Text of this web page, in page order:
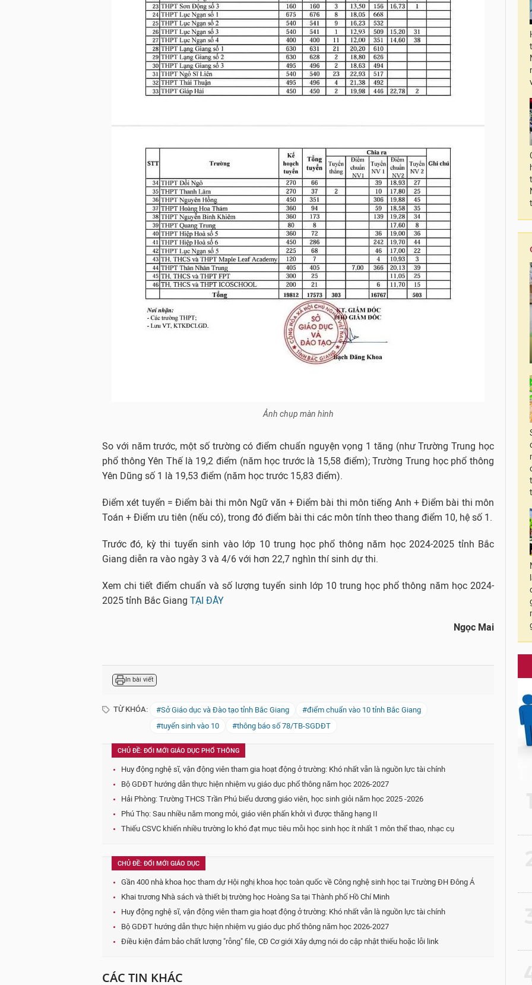
Ảnh chụp màn hình
So với năm trước, một số trường có điểm chuẩn nguyện vọng 1 tăng (như Trường Trung học
phổ thông Yên Thế là 19,2 điểm (năm học trước là 15,58 điểm); Trường Trung học phổ thông
Yên Dũng số 1 là 19,53 điểm (năm học trước 15,83 điểm).
Điểm xét tuyển = Điểm bài thi môn Ngữ văn + Điểm bài thi môn tiếng Anh + Điểm bài thi môn
Toán + Điểm ưu tiên (nếu có), trong đó điểm bài thi các môn tính theo thang điểm 10, hệ số 1.
Trước đó, kỳ thi tuyển sinh vào lớp 10 trung học phổ thông năm học 2024-2025 tỉnh Bắc
Giang diễn ra vào ngày 3 và 4/6 với hơn 22,7 nghìn thí sinh dự thi.
Xem chi tiết điểm chuẩn và số lượng tuyển sinh lớp 10 trung học phổ thông năm học 2024-
2025 tỉnh Bắc Giang TẠI ĐÂY
Ngọc Mai
In bài viết
TỪ KHÓA: #Sở Giáo dục và Đào tạo tỉnh Bắc Giang
#điểm chuẩn vào 10 tỉnh Bắc Giang
#tuyển sinh vào 10
#thông báo số 78/TB-SGDĐT
CHỦ ĐỀ: ĐỔI MỚI GIÁO DỤC PHỔ THÔNG
Huy động nghệ sĩ, vận động viên tham gia hoạt động ở trường: Khó nhất vẫn là nguồn lực tài chính
Bộ GDĐT hướng dẫn thực hiện nhiệm vụ giáo dục phổ thông năm học 2026-2027
Hải Phòng: Trường THCS Trần Phú biểu dương giáo viên, học sinh giỏi năm học 2025 -2026
Phú Thọ: Sau nhiều năm mong mỏi, giáo viên phấn khởi vì được thăng hạng II
Thiếu CSVC khiến nhiều trường lo khó đạt mục tiêu mỗi học sinh học ít nhất 1 môn thể thao, nhạc cụ
CHỦ ĐỀ: ĐỔI MỚI GIÁO DỤC
Gần 400 nhà khoa học tham dự Hội nghị khoa học toàn quốc về Công nghệ sinh học tại Trường ĐH Đông Á
Khai trương Nhà sách và thiết bị trường học Hoàng Sa tại Thành phố Hồ Chí Minh
Huy động nghệ sĩ, vận động viên tham gia hoạt động ở trường: Khó nhất vẫn là nguồn lực tài chính
Bộ GDĐT hướng dẫn thực hiện nhiệm vụ giáo dục phổ thông năm học 2026-2027
Điều kiện đảm bảo chất lượng "rỗng" file, CĐ Cơ giới Xây dựng nói do cập nhật thiếu hoặc lỗi link
CÁC TIN KHÁC